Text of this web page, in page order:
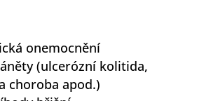
onemocnění
(ulcerózní kolitida,
choroba apod.)